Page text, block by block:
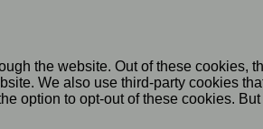
the website. Out of these cookies,
We also use third-party cookies
option to opt-out of these cookies.